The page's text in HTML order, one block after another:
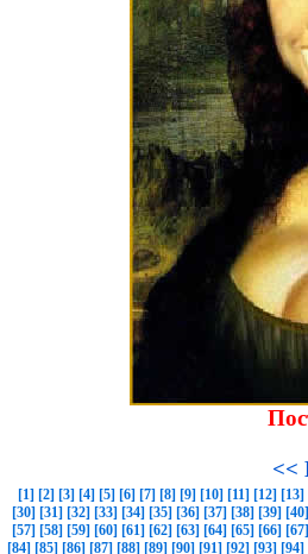
<<
[1] [2] [3] [4] [5] [6] [7] [8] [9] [10] [11] [12] [13]
[30] [31] [32] [33] [34] [35] [36] [37] [38] [39] [40]
[57] [58] [59] [60] [61] [62] [63] [64] [65] [66] [67]
[84] [85] [86] [87] [88] [89] [90] [91] [92] [93] [94]